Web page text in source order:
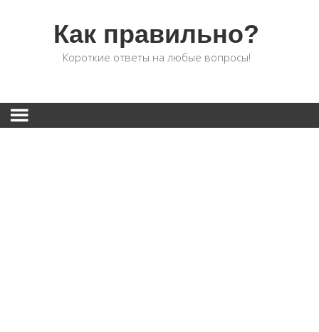
Как правильно?
Короткие ответы на любые вопросы!